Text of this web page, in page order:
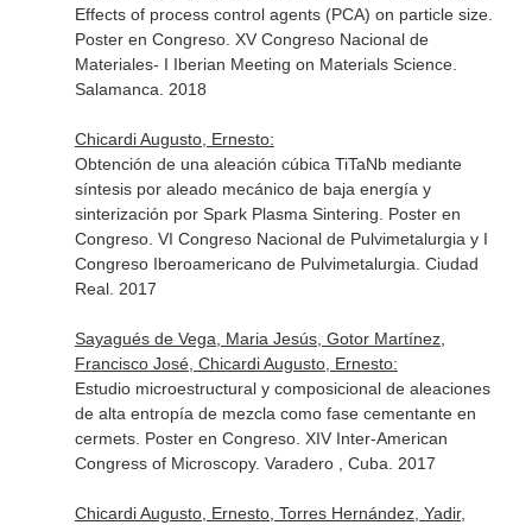
Effects of process control agents (PCA) on particle size.
Poster en Congreso. XV Congreso Nacional de
Materiales- I Iberian Meeting on Materials Science.
Salamanca. 2018
Chicardi Augusto, Ernesto:
Obtención de una aleación cúbica TiTaNb mediante
síntesis por aleado mecánico de baja energía y
sinterización por Spark Plasma Sintering. Poster en
Congreso. VI Congreso Nacional de Pulvimetalurgia y I
Congreso Iberoamericano de Pulvimetalurgia. Ciudad
Real. 2017
Sayagués de Vega, Maria Jesús, Gotor Martínez,
Francisco José, Chicardi Augusto, Ernesto:
Estudio microestructural y composicional de aleaciones
de alta entropía de mezcla como fase cementante en
cermets. Poster en Congreso. XIV Inter-American
Congress of Microscopy. Varadero , Cuba. 2017
Chicardi Augusto, Ernesto, Torres Hernández, Yadir,